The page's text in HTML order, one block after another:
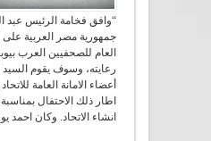
“وافق فخامة الرئيس عبد
جمهورية مصر العربية على
العام للصحفيين العرب
رعايته، وسوف يقوم السيد
أعضاء الامانة العامة
انشاء الاتحاد. وكان احمد